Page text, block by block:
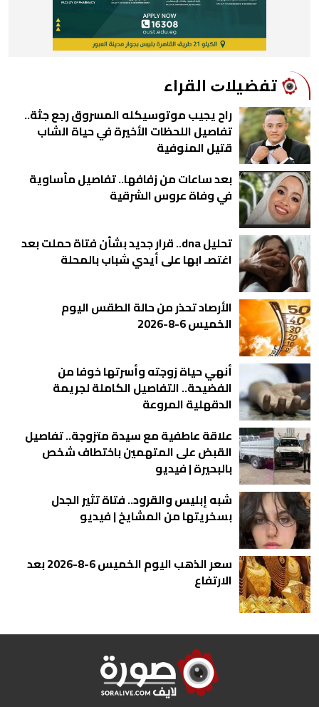
ﺗﻔﻀﻴﻼﺕ اﻟﻘﺮاء
راح يجيب موتوسيكله المسروق رجع جثة..
تفاصيل اللحظات الأخيرة في حياة الشاب
قتيل المنوفية
بعد ساعات من زفافها.. تفاصيل مأساوية
في وفاة عروس الشرقية
تحليل dna.. قرار جديد بشأن فتاة حملت بعد
اغتصـ ابها على أيدي شباب بالمحلة
الأرصاد تحذر من حالة الطقس اليوم
الخميس 6-8-2026
أنهي حياة زوجته وأسرتها خوفا من
الفضيحة.. التفاصيل الكاملة لجريمة
الدقهلية المروعة
علاقة عاطفية مع سيدة متزوجة.. تفاصيل
القبض على المتهمين باختطاف شخص
بالبحيرة | فيديو
شبه إبليس والقرود.. فتاة تثير الجدل
بسخريتها من المشايخ | فيديو
سعر الذهب اليوم الخميس 6-8-2026 بعد
الارتفاع